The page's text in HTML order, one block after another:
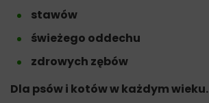
stawów
świeżego oddechu
zdrowych zębów
Dla psów i kotów w każdym wieku.